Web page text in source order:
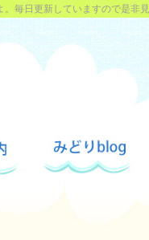
毎日更新していますので是非見